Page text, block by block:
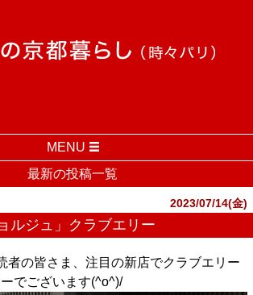
MENU
最新の投稿一覧
2023/07/14(金)
ルジュ」クラブエリー
者の皆さま、注目の新店でクラブエリー
でございます(^o^)/